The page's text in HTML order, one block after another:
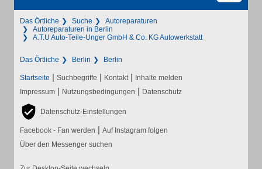
Das Örtliche Suche
Autoreparaturen
Autoreparaturen in Berlin
A.T.U Auto-Teile-Unger GmbH & Co. KG Autowerkstatt
Das Örtliche Berlin Berlin
Startseite | Suchbegriffe | Kontakt | Inhalte melden
Impressum | Nutzungsbedingungen | Datenschutz
Datenschutz-Einstellungen
Facebook - Fan werden | Auf Instagram folgen
Über den Messenger suchen